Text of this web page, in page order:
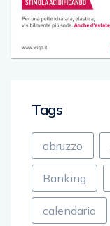
Tags
abruzzo
Banking
calendario